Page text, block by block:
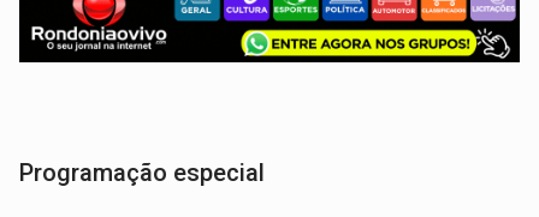
Programação especial